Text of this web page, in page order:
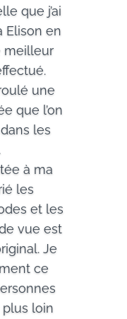
que j’ai
Elison en
meilleur
une
que l’on
les
à ma
les
et les
vue est
Je
ce
loin